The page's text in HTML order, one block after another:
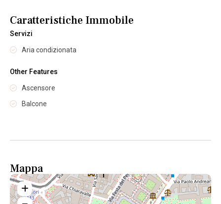
Caratteristiche Immobile
Servizi
Aria condizionata
Other Features
Ascensore
Balcone
Mappa